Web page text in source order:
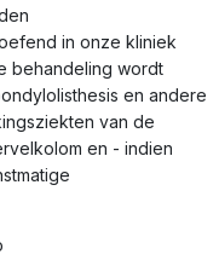
in onze kliniek
behandeling wordt
en andere
van de
en - indien